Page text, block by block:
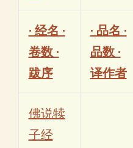
· 经名 ·
卷数 ·
跋序
· 品名 ·
品数 ·
译作者
佛说犊
子经